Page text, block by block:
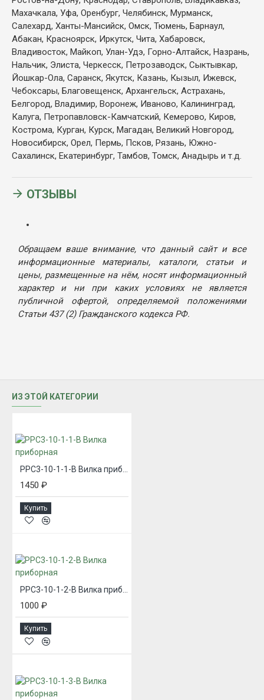
Махачкала, Уфа, Оренбург, Челябинск, Мурманск,
Салехард, Ханты-Мансийск, Омск, Тюмень, Барнаул,
Абакан, Красноярск, Иркутск, Чита, Хабаровск,
Владивосток, Майкоп, Улан-Удэ, Горно-Алтайск, Назрань,
Нальчик, Элиста, Черкесск, Петрозаводск, Сыктывкар,
Йошкар-Ола, Саранск, Якутск, Казань, Кызыл, Ижевск,
Чебоксары, Благовещенск, Архангельск, Астрахань,
Белгород, Владимир, Воронеж, Иваново, Калининград,
Калуга, Петропавловск-Камчатский, Кемерово, Киров,
Кострома, Курган, Курск, Магадан, Великий Новгород,
Новосибирск, Орел, Пермь, Псков, Рязань, Южно-
Сахалинск, Екатеринбург, Тамбов, Томск, Анадырь и т.д.
ОТЗЫВЫ
Обращаем ваше внимание, что данный сайт и все
информационные материалы, каталоги, статьи и
цены, размещенные на нём, носят информационный
характер и ни при каких условиях не является
публичной офертой, определяемой положениями
Статьи 437 (2) Гражданского кодекса РФ.
ИЗ ЭТОЙ КАТЕГОРИИ
1450 ₽
Купить
РРС3-10-1-2-В Вилка приборная
1000 ₽
Купить